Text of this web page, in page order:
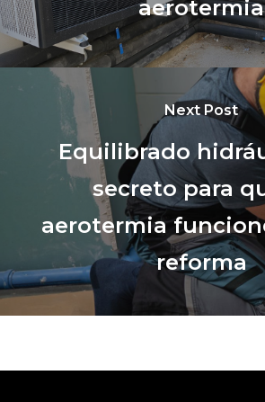
aerotermia
Next Post
Equilibrado
secreto para
aerotermia
reforma